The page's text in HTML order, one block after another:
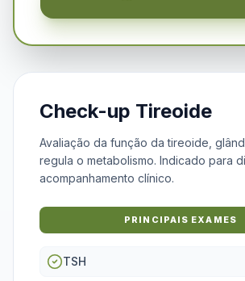
Check-up Tireoide
Avaliação da função da tireoide,
regula o metabolismo. Indicado para
acompanhamento clínico.
PRINCIPAIS EXAMES
TSH